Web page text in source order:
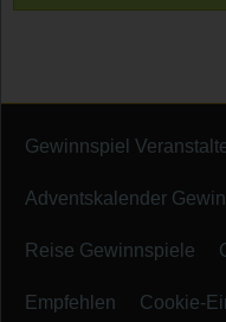
Gewinnspiel
Adventskalender
Reise Gewinnspiele
Empfehlen Cookie-